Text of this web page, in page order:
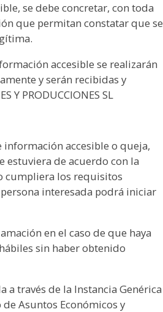
se debe concretar, con toda
que permitan constatar que se
accesible se realizarán
y serán recibidas y
Y PRODUCCIONES SL
accesible o queja,
estuviera de acuerdo con la
cumpliera los requisitos
interesada podrá iniciar
en el caso de que haya
sin haber obtenido
a través de la Instancia Genérica
Asuntos Económicos y